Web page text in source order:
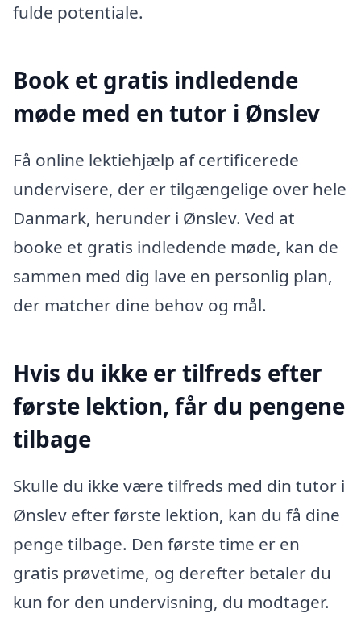
fulde potentiale.
Book et gratis indledende
møde med en tutor i Ønslev
Få online lektiehjælp af certificerede
undervisere, der er tilgængelige over hele
Danmark, herunder i Ønslev. Ved at
booke et gratis indledende møde, kan de
sammen med dig lave en personlig plan,
der matcher dine behov og mål.
Hvis du ikke er tilfreds efter
første lektion, får du pengene
tilbage
Skulle du ikke være tilfreds med din tutor i
Ønslev efter første lektion, kan du få dine
penge tilbage. Den første time er en
gratis prøvetime, og derefter betaler du
kun for den undervisning, du modtager.